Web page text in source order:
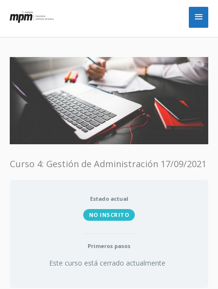
Curso 4: Gestión de Administración 17/09/2021
Estado actual
NO INSCRITO
Primeros pasos
Este curso está cerrado actualmente